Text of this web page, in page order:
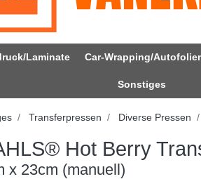
Laminate Car-Wrapping/
Sonstiges
Transferpressen Diverse Pressen
Hot Berry
x 23cm (manuell)